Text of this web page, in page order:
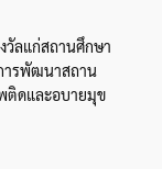
วัลแก่สถานศึกษา
ารพัฒนาสถาน
ติดและอบายมุข